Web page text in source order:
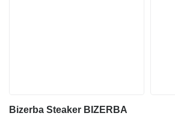
Bizerba Steaker BIZERBA